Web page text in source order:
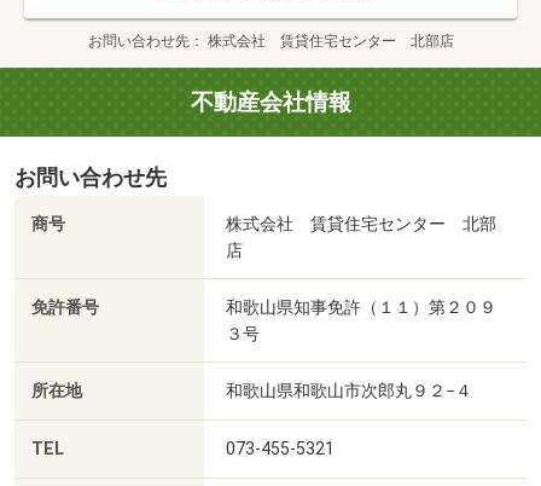
お問い合わせ先 株式会社 賃貸住宅センター 北部店
不動産会社情報
お問い合わせ先
商号
株式会社 賃貸住宅センター 北部
店
免許番号
和歌山県知事免許（１１）第２０９
３号
所在地 和歌山県和歌山市次郎丸９２−４
TEL 073-455-5321